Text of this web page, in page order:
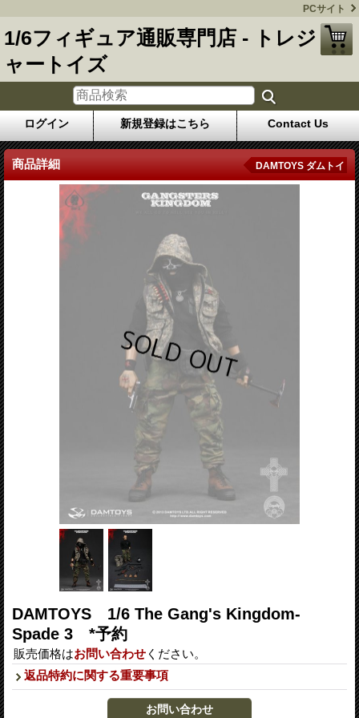
PCサイト
1/6フィギュア通販専門店 - トレジ
ャートイズ
ログイン 新規登録はこちら Contact Us
商品詳細 DAMTOYS ダムトイ
DAMTOYS 1/6 The Gang's Kingdom-
Spade 3 *予約
販売価格はお問い合わせ ください。
返品特約に関する重要事項